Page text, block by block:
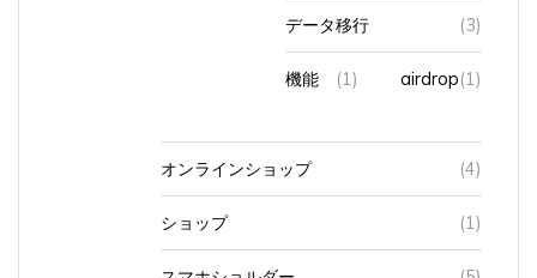
データ移行 (3)
機能 (1) airdrop (1)
オンラインショップ (4)
ショップ (1)
スマホショルダー (5)